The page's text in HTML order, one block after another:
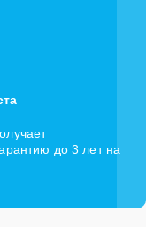
до 3 лет на